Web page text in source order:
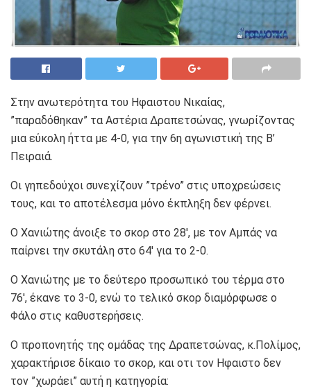
Στην ανωτερότητα του Ηφαιστου Νικαίας,
”παραδόθηκαν” τα Αστέρια Δραπετσώνας, γνωρίζοντας
μια εύκολη ήττα με 4-0, για την 6η αγωνιστική της Β’
Πειραιά.
Οι γηπεδούχοι συνεχίζουν ”τρένο” στις υποχρεώσεις
τους, και το αποτέλεσμα μόνο έκπληξη δεν φέρνει.
Ο Χανιώτης άνοιξε το σκορ στο 28′, με τον Αμπάς να
παίρνει την σκυτάλη στο 64′ για το 2-0.
Ο Χανιώτης με το δεύτερο προσωπικό του τέρμα στο
76′, έκανε το 3-0, ενώ το τελικό σκορ διαμόρφωσε ο
Φάλο στις καθυστερήσεις.
Ο προπονητής της ομάδας της Δραπετσώνας, κ.Πολίμος,
χαρακτήρισε δίκαιο το σκορ, και οτι τον Ηφαιστο δεν
τον ”χωράει” αυτή η κατηγορία: